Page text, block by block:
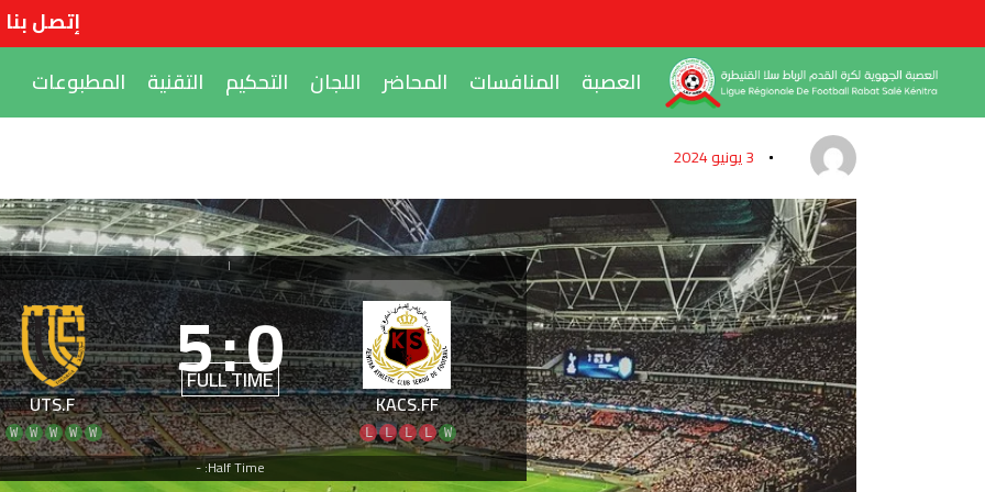
إتصل بنا
العصبة
المنافسات المحاضر اللجان التحكيم التقنية المطبوعات
3 يونيو 2024
|
KACS.FF
W
L
L
L
L
0
:
5
FULL TIME
UTS.F
W
W
W
W
W
Half Time: -